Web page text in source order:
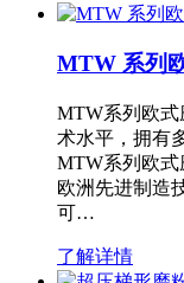
MTW 系列
MTW系列欧
术水平，拥有
MTW系列欧式
欧洲先进制造
可…
了解详情